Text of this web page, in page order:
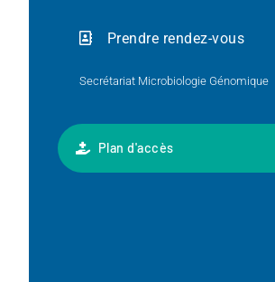
Prendre rendez-vous
Secrétariat Microbiologie Génomique
Plan d'accès